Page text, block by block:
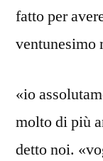
fatto per
ventunesimo
«io
molto di più
detto noi.